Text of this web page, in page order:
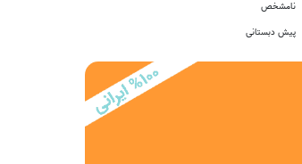
نامشخص
پیش دبستانی